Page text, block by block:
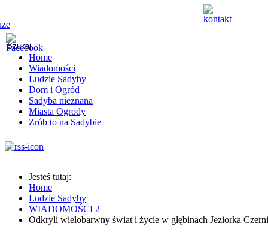
Home
Wiadomości
Ludzie Sadyby
Dom i Ogród
Sadyba nieznana
Miasta Ogrody
Zrób to na Sadybie
Jesteś tutaj:
Home
Ludzie Sadyby
WIADOMOŚCI 2
Odkryli wielobarwny świat i życie w głębinach Jeziorka